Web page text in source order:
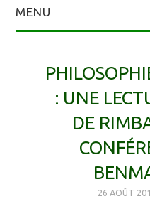
MENU
: UNE
DE
26 AOÛT